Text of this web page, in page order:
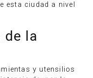
esta ciudad a nivel
de la
y utensilios